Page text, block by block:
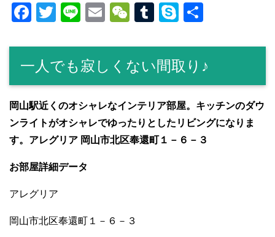
F
c
e
b
o
o
k
T
tt
er
Li
e
E
ail
W
C
h
at
T
m
bl
r
S
p
e
一人でも寂しくない間取り♪
岡山駅近くのオシャレなインテリア部屋。キッチンのダウ
ンライトがオシャレでゆったりとしたリビングになりま
す。アレグリア 岡山市北区奉還町１－６－３
お部屋詳細データ
アレグリア
岡山市北区奉還町１－６－３